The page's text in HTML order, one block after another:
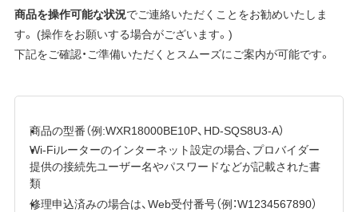
商品を操作可能な状況でご連絡いただくことをお勧めいたしま
す。 (操作をお願いする場合がございます。)
下記をご確認・ご準備いただくとスムーズにご案内が可能です。
商品の型番（例:WXR18000BE10P、HD-SQS8U3-A）
Wi-Fiルーターのインターネット設定の場合、プロバイダー
提供の接続先ユーザー名やパスワードなどが記載された書
類
修理申込済みの場合は、Web受付番号（例：W1234567890）